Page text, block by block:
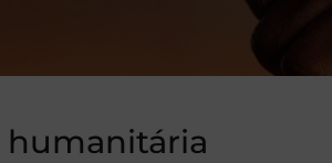
humanitária